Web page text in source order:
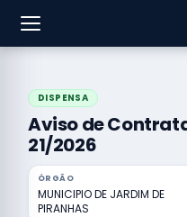
DISPENSA
Aviso de
21/2026
ÓRGÃO
MUNICIPIO DE JARDIM DE
PIRANHAS